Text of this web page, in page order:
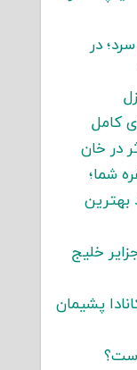
در
کامل
در خان
شما؛
خلیج
پشیمان